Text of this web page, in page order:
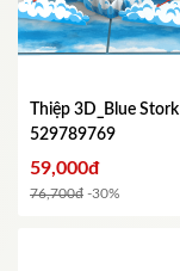
Thiệp 3D_Blue Stork
529789769
59,000đ
76,700đ -30%